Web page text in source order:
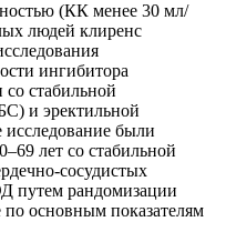
(КК менее 30 мл/
людей клиренс
ингибитора
стабильной
и эректильной
были
лет со стабильной
сосудистых
рандомизации
основным показателям